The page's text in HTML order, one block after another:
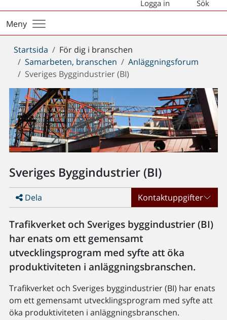
Logga in Sök
Meny
Du
är
här:
Startsida
För dig i branschen
Samarbeten, branschen
Anläggningsforum
Sveriges Byggindustrier (BI)
Sveriges Byggindustrier (BI)
Dela Kontaktuppgifter
Trafikverket och Sveriges byggindustrier (BI)
har enats om ett gemensamt
utvecklingsprogram med syfte att öka
produktiviteten i anläggningsbranschen.
Trafikverket och Sveriges byggindustrier (BI) har enats
om ett gemensamt utvecklingsprogram med syfte att
öka produktiviteten i anläggningsbranschen.